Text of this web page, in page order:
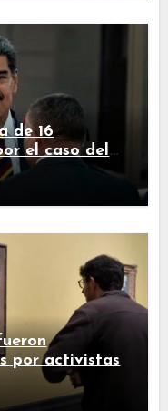
de 16
el caso del
Aires
por activistas